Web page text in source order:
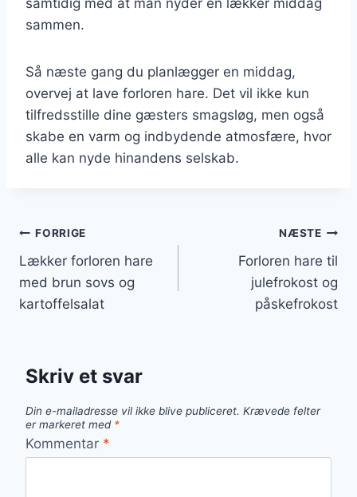
sammen.
Så næste gang du planlægger en middag,
overvej at lave forloren hare. Det vil ikke kun
tilfredsstille dine gæsters smagsløg, men også
skabe en varm og indbydende atmosfære, hvor
alle kan nyde hinandens selskab.
Indlægsnavigation
FORRIGE
Lækker forloren hare
med brun sovs og
kartoffelsalat
NÆSTE
Forloren hare til
julefrokost og
påskefrokost
Skriv et svar
Din e-mailadresse vil ikke blive publiceret. Krævede felter
er markeret med *
Kommentar *